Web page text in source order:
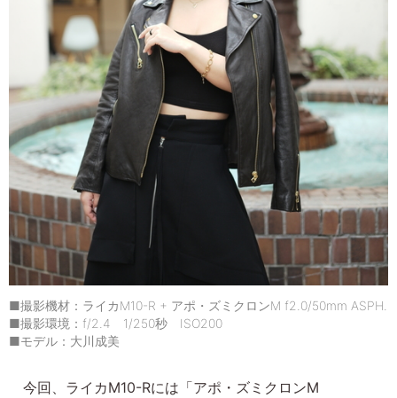
■撮影機材：ライカM10-R + アポ・ズミクロンM f2.0/50mm ASPH.
■撮影環境：f/2.4 1/250秒 ISO200
■モデル：大川成美
今回、ライカM10-Rには「アポ・ズミクロンM